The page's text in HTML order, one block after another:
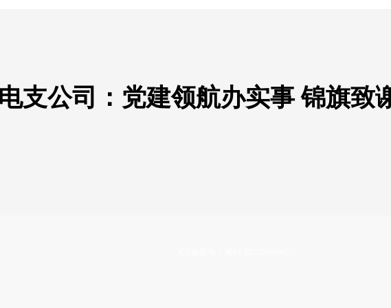
支公司：党建领航办实事 锦旗致